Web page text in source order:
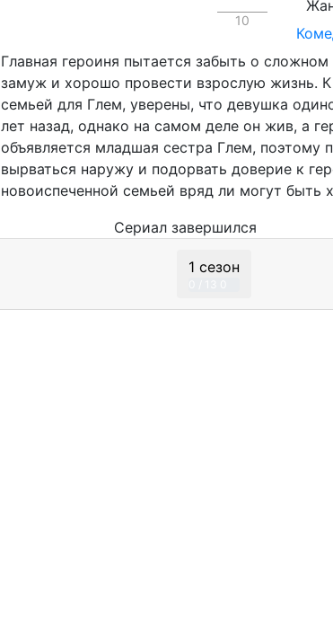
10
Главная героиня пытается забыть о
замуж и хорошо провести взрослую жизнь.
семьей для Глем, уверены, что девушка
лет назад, однако на самом деле он жив, а
объявляется младшая сестра Глем, поэтому
вырваться наружу и подорвать доверие к
новоиспеченной семьей вряд ли могут
Сериал завершился
1 сезон